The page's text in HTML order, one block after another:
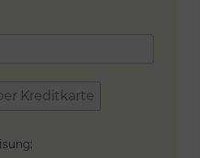
Kreditkarte